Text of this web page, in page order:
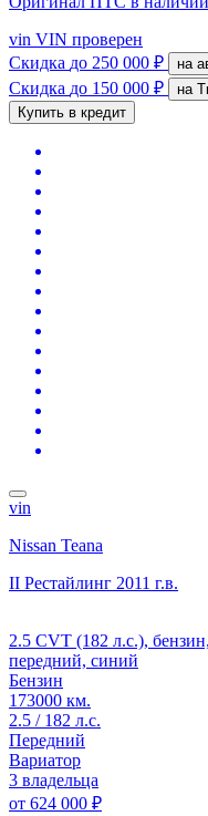
vin VIN проверен
Скидка до 250 000 ₽
Скидка до 150 000 ₽
Купить в кредит
vin
Nissan Teana
II Рестайлинг 2011 г.в.
2.5 CVT (182 л.с.),
передний, синий
Бензин
173000 км.
2.5 / 182 л.с.
Передний
Вариатор
3 владельца
от 624 000 ₽